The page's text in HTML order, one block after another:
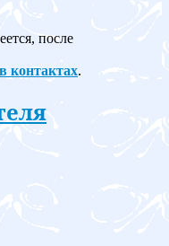
после
в контактах.